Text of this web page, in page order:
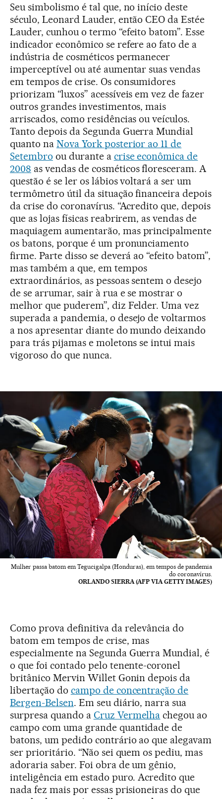
Seu simbolismo é tal que, no início deste
século, Leonard Lauder, então CEO da Estée
Lauder, cunhou o termo “efeito batom”. Esse
indicador econômico se refere ao fato de a
indústria de cosméticos permanecer
imperceptível ou até aumentar suas vendas
em tempos de crise. Os consumidores
priorizam “luxos” acessíveis em vez de fazer
outros grandes investimentos, mais
arriscados, como residências ou veículos.
Tanto depois da Segunda Guerra Mundial
quanto na Nova York posterior ao 11 de
Setembro ou durante a crise econômica de
2008 as vendas de cosméticos floresceram. A
questão é se ler os lábios voltará a ser um
termômetro útil da situação financeira depois
da crise do coronavírus. “Acredito que, depois
que as lojas físicas reabrirem, as vendas de
maquiagem aumentarão, mas principalmente
os batons, porque é um pronunciamento
firme. Parte disso se deverá ao “efeito batom”,
mas também a que, em tempos
extraordinários, as pessoas sentem o desejo
de se arrumar, sair à rua e se mostrar o
melhor que puderem”, diz Felder. Uma vez
superada a pandemia, o desejo de voltarmos
a nos apresentar diante do mundo deixando
para trás pijamas e moletons se intui mais
vigoroso do que nunca.
Mulher passa batom em Tegucigalpa (Honduras), em tempos de pandemia
do coronavírus.
ORLANDO SIERRA (AFP VIA GETTY IMAGES)
Como prova definitiva da relevância do
batom em tempos de crise, mas
especialmente na Segunda Guerra Mundial, é
o que foi contado pelo tenente-coronel
britânico Mervin Willet Gonin depois da
libertação do campo de concentração de
Bergen-Belsen. Em seu diário, narra sua
surpresa quando a Cruz Vermelha chegou ao
campo com uma grande quantidade de
batons, um pedido contrário ao que alegavam
ser prioritário. “Não sei quem os pediu, mas
adoraria saber. Foi obra de um gênio,
inteligência em estado puro. Acredito que
nada fez mais por essas prisioneiras do que